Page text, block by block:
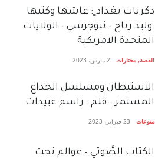
دكريات بغداد ٍ: عاشها وكتبها
:وليد رباح – نيوجرسي – الولايات
المتحدة الامريكية
القصة, مختارات 2 مارس، 2023
الاستيطان ومسلسل الخداع
المستمر – قلم : راسم عبيدات
منوعات 23 فبراير، 2023
الكتاب الصَّوتي – عوالم تحت